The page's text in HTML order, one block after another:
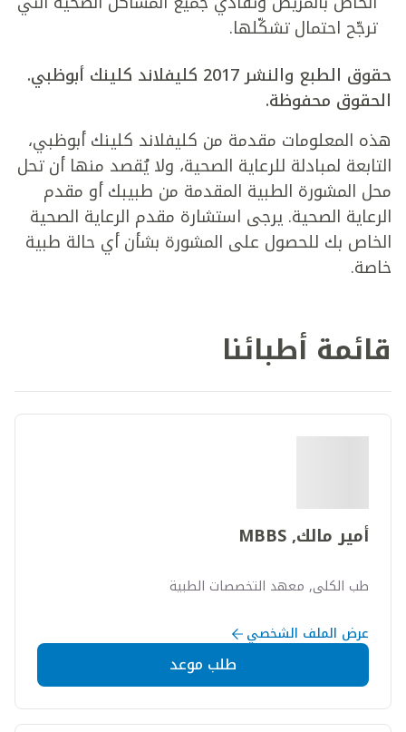
ترجّح احتمال تشكّلها.
حقوق الطبع والنشر 2017 كليفلاند كلينك أبوظبي.
الحقوق محفوظة.
هذه المعلومات مقدمة من كليفلاند كلينك أبوظبي،
التابعة لمبادلة للرعاية الصحية، ولا يُقصد منها أن تحل
محل المشورة الطبية المقدمة من طبيبك أو مقدم
الرعاية الصحية. يرجى استشارة مقدم الرعاية الصحية
الخاص بك للحصول على المشورة بشأن أي حالة طبية
خاصة.
قائمة أطبائنا
أمير مالك, MBBS
طب الكلى, معهد التخصصات الطبية
عرض الملف الشخصي
طلب موعد